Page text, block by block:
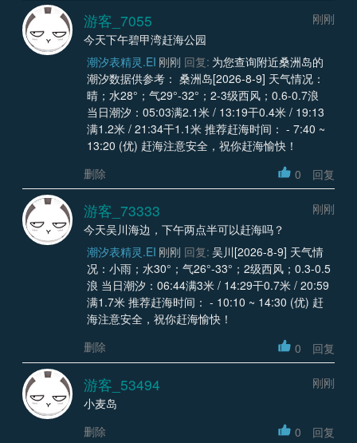
游客_7055
刚刚
今天下午碧甲湾赶海公园
潮汐表精灵.EI 刚刚 回复: 为您查询附近桑洲岛的
潮汐数据供参考： 桑洲岛[2026-8-9] 天气情况：
晴；水28°；气29°-32°；2-3级西风；0.6-0.7浪
当日潮汐：05:03满2.1米 / 13:19干0.4米 / 19:13
满1.2米 / 21:34干1.1米 推荐赶海时间： - 7:40 ~
13:20 (优) 赶海注意安全，祝你赶海愉快！
删除
0 回复
游客_73333
刚刚
今天吴川海边，下午两点半可以赶海吗？
潮汐表精灵.EI 刚刚 回复: 吴川[2026-8-9] 天气情
况：小雨；水30°；气26°-33°；2级西风；0.3-0.5
浪 当日潮汐：06:44满3米 / 14:29干0.7米 / 20:59
满1.7米 推荐赶海时间： - 10:10 ~ 14:30 (优) 赶
海注意安全，祝你赶海愉快！
删除
0 回复
游客_53494
刚刚
小麦岛
删除
0 回复